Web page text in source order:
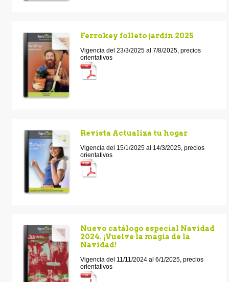
Ferrokey folleto jardin 2025
Vigencia del 23/3/2025 al 7/8/2025, precios
orientativos
Revista Actualiza tu hogar
Vigencia del 15/1/2025 al 14/3/2025, precios
orientativos
Nuevo catálogo especial Navidad
2024. ¡Vuelve la magia de la
Navidad!
Vigencia del 11/11/2024 al 6/1/2025, precios
orientativos